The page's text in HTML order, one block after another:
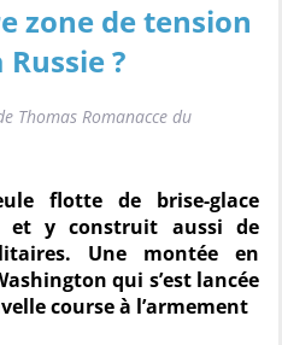
zone de tension
?
Thomas Romanacce du
flotte de brise-glace
et y construit aussi de
Une montée en
qui s’est lancée
course à l’armement